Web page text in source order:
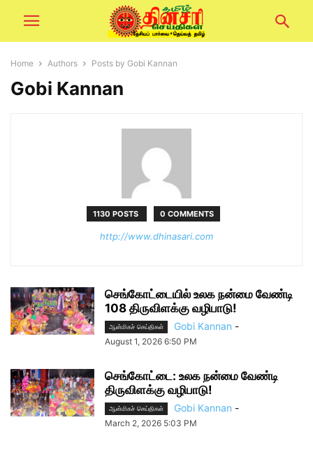
Home Authors Posts by Gobi Kannan
Gobi Kannan
1130 POSTS 0 COMMENTS
http://www.dhinasari.com
செங்கோட்டையில் உலக நன்மை வேண்டி
108 திருவிளக்கு வழிபாடு!
ஆன்மிகச் செய்திகள் Gobi Kannan -
August 1, 2026 6:50 PM
செங்கோட்டை: உலக நன்மை வேண்டி
திருவிளக்கு வழிபாடு!
ஆன்மிகச் செய்திகள் Gobi Kannan -
March 2, 2026 5:03 PM